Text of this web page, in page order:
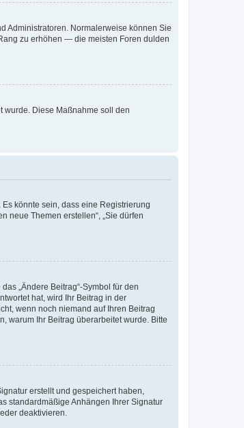
Administratoren. Normalerweise können Sie
zu erhöhen — die meisten Foren dulden
wurde. Diese Maßnahme soll den
könnte sein, dass eine Registrierung
neue Themen erstellen“, „Sie dürfen
„Ändere Beitrag“-Symbol für den
hat, wird Ihr Beitrag in der
wenn noch niemand auf Ihren Beitrag
warum Ihr Beitrag überarbeitet wurde. Bitte
erstellt und gespeichert haben,
standardmäßige Anhängen Ihrer Signatur
deaktivieren.